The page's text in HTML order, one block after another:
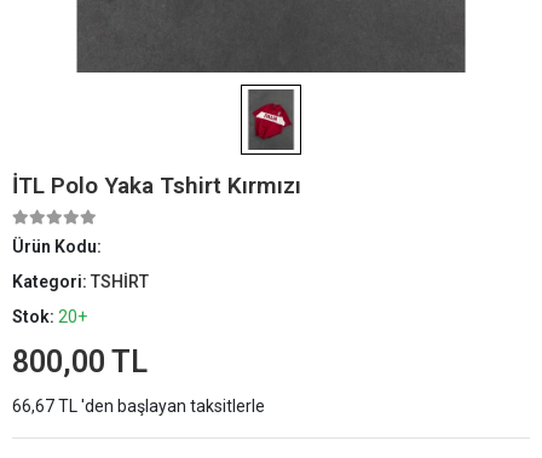
İTL Polo Yaka Tshirt Kırmızı
Ürün Kodu:
Kategori: TSHİRT
Stok: 20+
800,00 TL
66,67 TL 'den başlayan taksitlerle